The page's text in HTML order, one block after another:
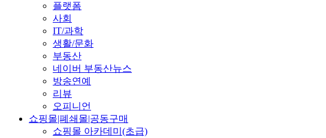
플랫폼
사회
IT/과학
생활/문화
부동산
네이버 부동산뉴스
방송연예
리뷰
오피니언
쇼핑몰|폐쇄몰|공동구매
쇼핑몰 아카데미(초급)